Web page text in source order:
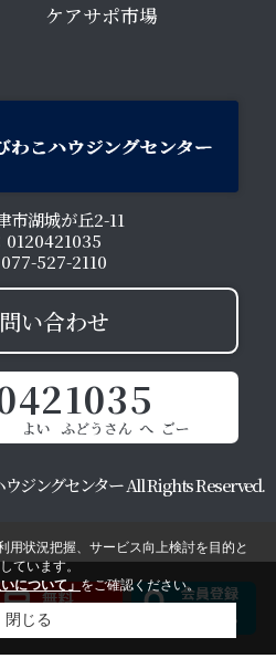
ケアサポ市場
市湖城が丘2-11
0120421035
527-2110
い合わせ
ジングセンター All Rights Reserved.
用状況把握、サービス向上検討を目的と
ています。
について」 をご確認ください。
閉じる